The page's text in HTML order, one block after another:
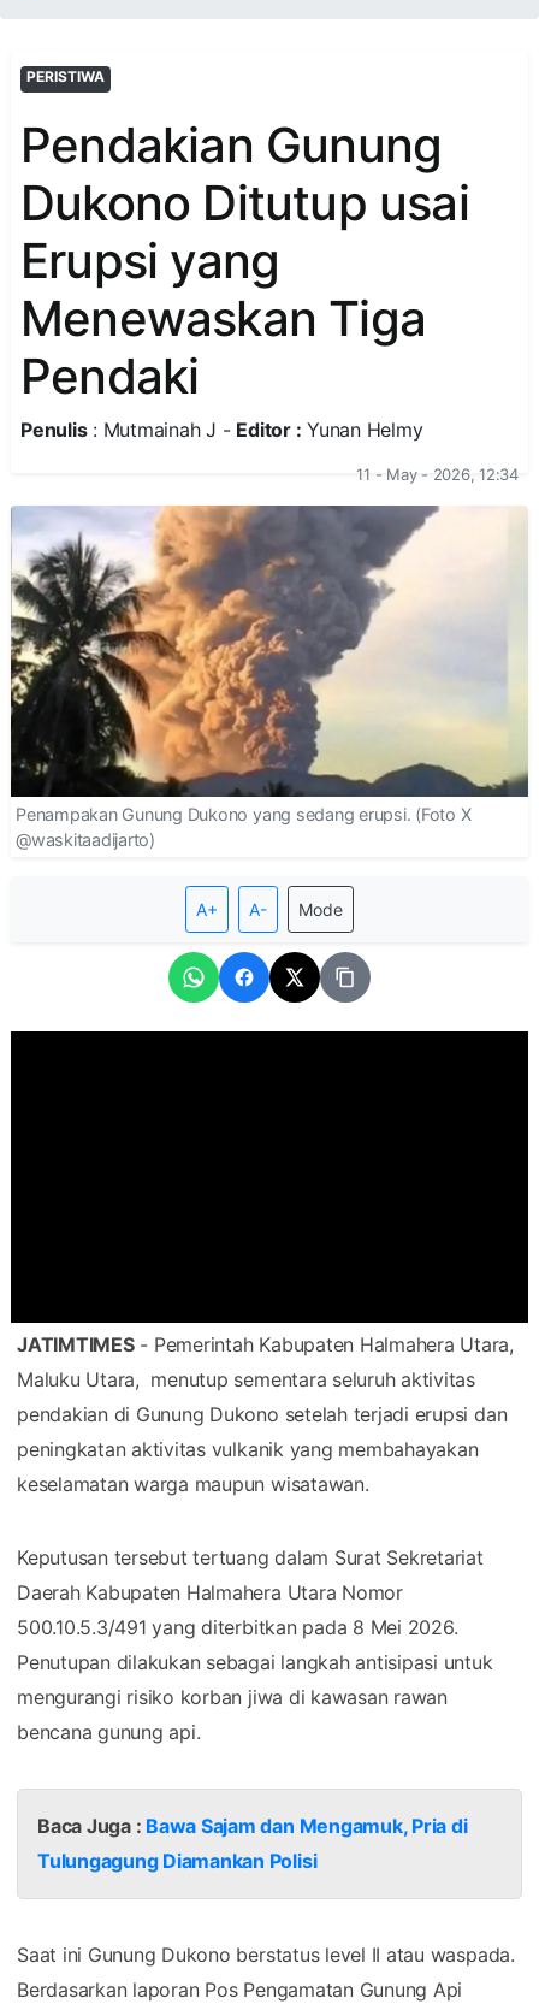
PERISTIWA
Pendakian Gunung
Dukono Ditutup usai
Erupsi yang
Menewaskan Tiga
Pendaki
Penulis: Mutmainah J - Editor : Yunan Helmy
11 - May - 2026, 12:34
Penampakan Gunung Dukono yang sedang erupsi. (Foto X
@waskitaadijarto)
A+ A- Mode
JATIMTIMES- Pemerintah Kabupaten Halmahera Utara,
Maluku Utara, menutup sementara seluruh aktivitas
pendakian di Gunung Dukono setelah terjadi erupsi dan
peningkatan aktivitas vulkanik yang membahayakan
keselamatan warga maupun wisatawan.
Keputusan tersebut tertuang dalam Surat Sekretariat
Daerah Kabupaten Halmahera Utara Nomor
500.10.5.3/491 yang diterbitkan pada 8 Mei 2026.
Penutupan dilakukan sebagai langkah antisipasi untuk
mengurangi risiko korban jiwa di kawasan rawan
bencana gunung api.
Baca Juga : Bawa Sajam dan Mengamuk, Pria di
Tulungagung Diamankan Polisi
Saat ini Gunung Dukono berstatus level II atau waspada.
Berdasarkan laporan Pos Pengamatan Gunung Api